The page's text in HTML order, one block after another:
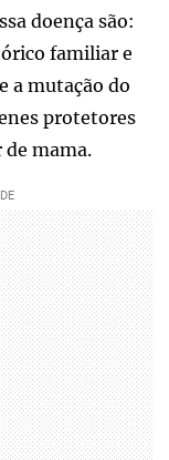
doença são:
familiar e
a mutação do
protetores
de mama.